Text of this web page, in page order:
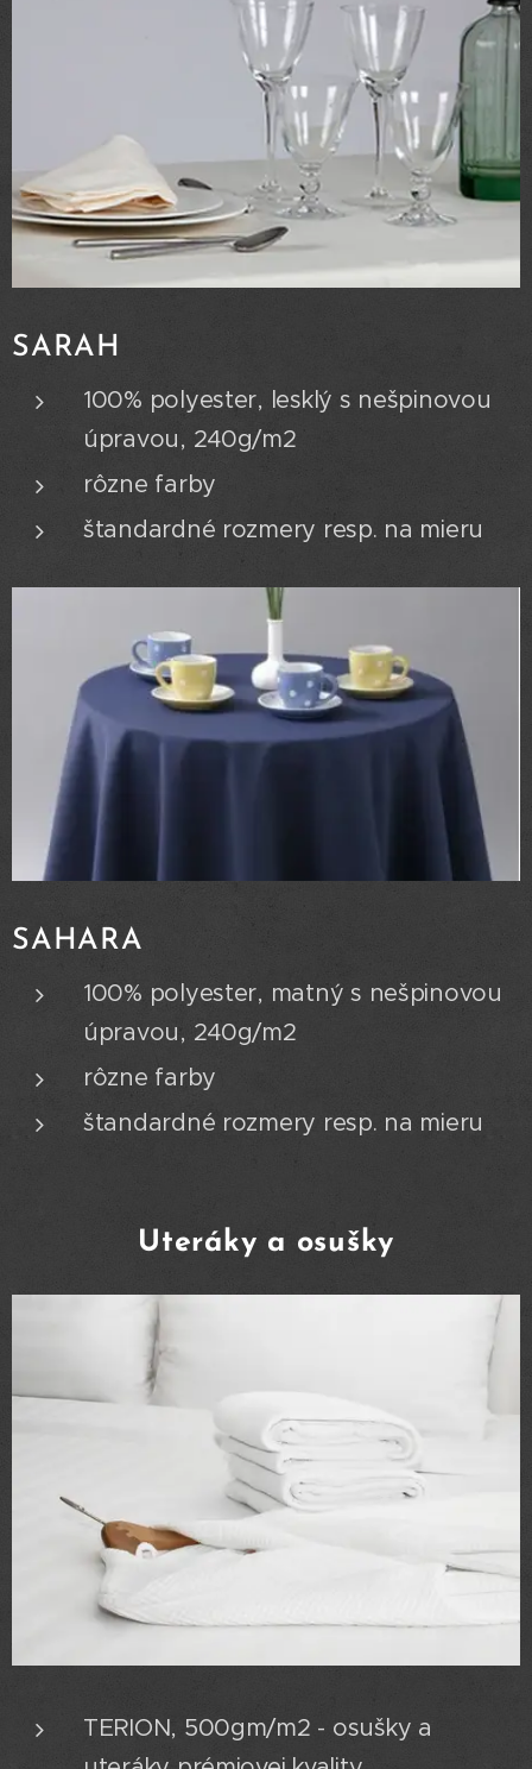
SARAH
100% polyester, lesklý s nešpinovou
úpravou, 240g/m2
rôzne farby
štandardné rozmery resp. na mieru
SAHARA
100% polyester, matný s nešpinovou
úpravou, 240g/m2
rôzne farby
štandardné rozmery resp. na mieru
Uteráky a osušky
TERION, 500gm/m2 - osušky a